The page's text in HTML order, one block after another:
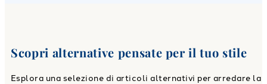
Scopri alternative pensate per il tuo stile
Esplora una selezione di articoli alternativi per arredare la